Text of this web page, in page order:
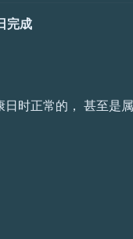
完成
时正常的， 甚至是